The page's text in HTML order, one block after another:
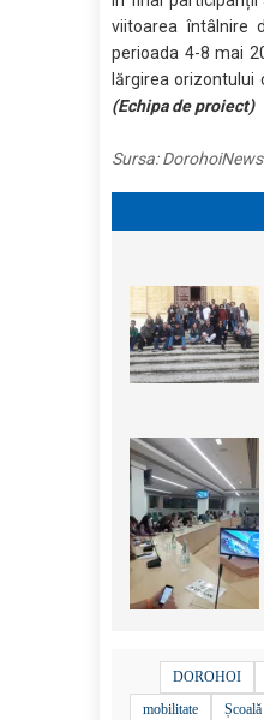
viitoarea întâlnire
perioada 4-8 mai
lărgirea orizontului
(Echipa de proiect)
Sursa:
DOROHOI
mobilitate
Școală